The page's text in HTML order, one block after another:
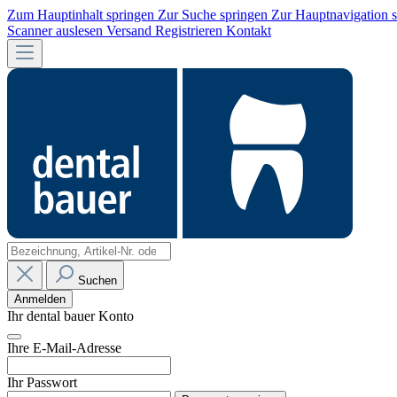
Zum Hauptinhalt springen Zur Suche springen Zur Hauptnavigation
Scanner auslesen Versand Registrieren Kontakt
Suchen
Anmelden
Ihr dental bauer Konto
Ihre E-Mail-Adresse
Ihr Passwort